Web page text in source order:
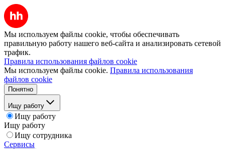
Мы используем файлы cookie, чтобы обеспечивать
правильную работу нашего веб-сайта и анализировать сетевой
трафик.
Правила использования файлов cookie
Мы используем файлы cookie. Правила использования
файлов cookie
Понятно
Ищу работу
Ищу работу
Ищу работу
Ищу сотрудника
Сервисы